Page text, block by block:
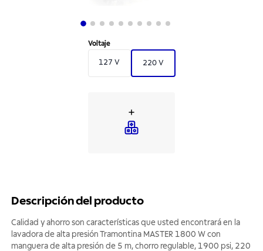
Voltaje
127 V 220 V
Descripción del producto
Calidad y ahorro son características que usted encontrará en la
lavadora de alta presión Tramontina MASTER 1800 W con
manguera de alta presión de 5 m, chorro regulable, 1900 psi, 220